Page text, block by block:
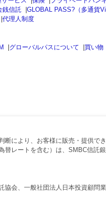
銭信託 |GLOBAL PASS?（多通貨
|代理人制度
|グローバルパスについて |買い物
により、お客様に販売・提供で
レートを含む）は、SMBC信託
会、一般社団法人日本投資顧問